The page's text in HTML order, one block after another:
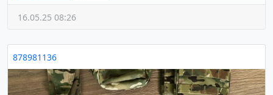
16.05.25 08:26
878981136